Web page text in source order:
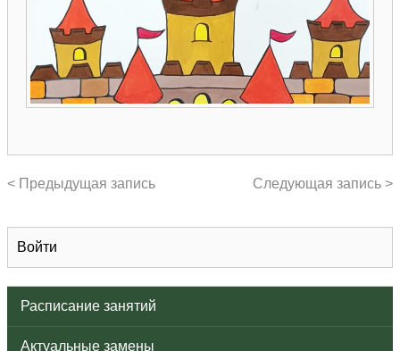
Войти
Расписание занятий
Актуальные замены
< Предыдущая запись Следующая запись >